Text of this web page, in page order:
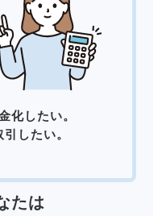
化したい。
したい。
たは